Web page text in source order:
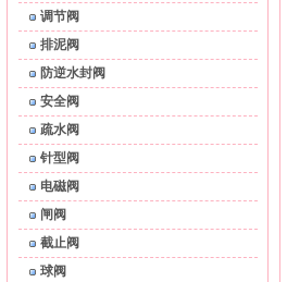
调节阀
排泥阀
防逆水封阀
安全阀
疏水阀
针型阀
电磁阀
闸阀
截止阀
球阀